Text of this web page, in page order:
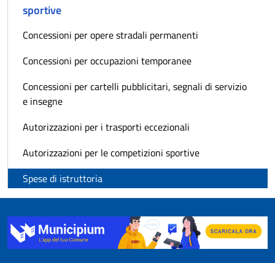
sportive
Concessioni per opere stradali permanenti
Concessioni per occupazioni temporanee
Concessioni per cartelli pubblicitari, segnali di servizio
e insegne
Autorizzazioni per i trasporti eccezionali
Autorizzazioni per le competizioni sportive
Spese di istruttoria